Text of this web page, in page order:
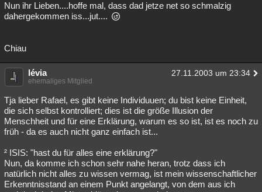
Nun ihr Lieben....hoffe mal, dass dad jetze net so schmalzig
dahergekommen iss...jut....
Chiau
lévia 27.11.2003 um 23:34
ehemaliges Mitglied
Tja lieber Rafael, es gibt keine Individuuen; du bist keine Einheit,
die sich selbst kontrolliert; dies ist die größe Illusion der
Menschheit und für eine Erklärung, warum es so ist, ist es noch zu
früh - da es auch nicht ganz einfach ist...
² ISIS: "hast du für alles eine erklärung?"
Nun, da komme ich schon sehr nahe heran, trotz dass ich
natürlich nicht alles zu wissen vermag, ist mein wissenschaftlicher
Erkenntnisstand an einem Punkt angelangt, von dem aus ich